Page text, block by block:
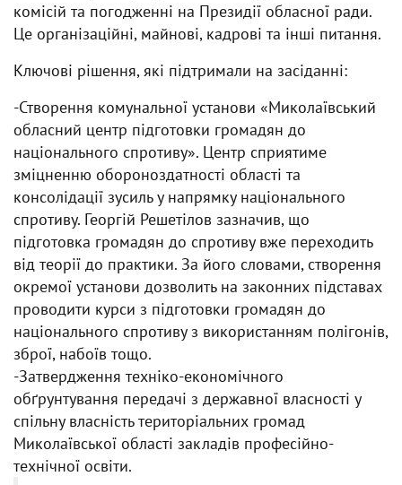
комісій та погодженні на Президії обласної ради.
Це організаційні, майнові, кадрові та інші питання.
Ключові рішення, які підтримали на засіданні:
-Створення комунальної установи «Миколаївський
обласний центр підготовки громадян до
національного спротиву». Центр сприятиме
зміцненню обороноздатності області та
консолідації зусиль у напрямку національного
спротиву. Георгій Решетілов зазначив, що
підготовка громадян до спротиву вже переходить
від теорії до практики. За його словами, створення
окремої установи дозволить на законних підставах
проводити курси з підготовки громадян до
національного спротиву з використанням полігонів,
зброї, набоїв тощо.
-Затвердження техніко-економічного
обґрунтування передачі з державної власності у
спільну власність територіальних громад
Миколаївської області закладів професійно-
технічної освіти.